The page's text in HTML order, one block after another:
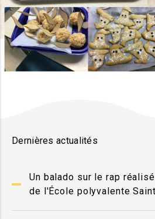
Dernières actualités
Un balado sur le rap
de l'École polyvalente